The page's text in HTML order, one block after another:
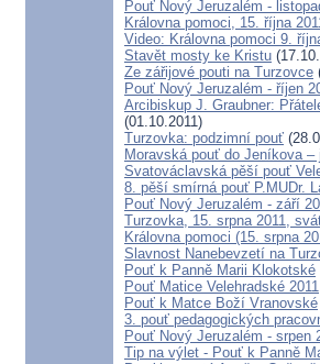
Pouť Nový Jeruzalém -
Královna pomoci, 15. října
Video: Královna pomoci 9.
Stavět mosty ke Kristu
Ze zářijové pouti na Turzovce
Pouť Nový Jeruzalém - říjen
Arcibiskup J. Graubner:
(01.10.2011)
Turzovka: podzimní pouť
Moravská pouť do Jeníkova
Svatováclavská pěší pouť
8. pěší smírná pouť P.MUDr.
Pouť Nový Jeruzalém - září
Turzovka, 15. srpna 2011,
Královna pomoci (15. srpna
Slavnost Nanebevzetí na
Pouť k Panně Marii Klokotské
Pouť Matice Velehradské 2011
Pouť k Matce Boží Vranovské
3. pouť pedagogických
Pouť Nový Jeruzalém - srpen
Tip na výlet - Pouť k Panně